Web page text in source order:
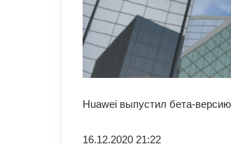
Huawei выпустил бета-
16.12.2020 21:22